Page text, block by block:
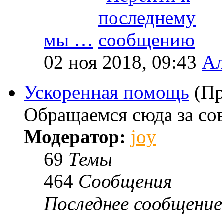
мы …
02 ноя 2018, 09:43
Ускоренная помощь
Обращаемся сюда за
Модератор: joy
69 Темы
464 Сообщения
Последнее сообщение